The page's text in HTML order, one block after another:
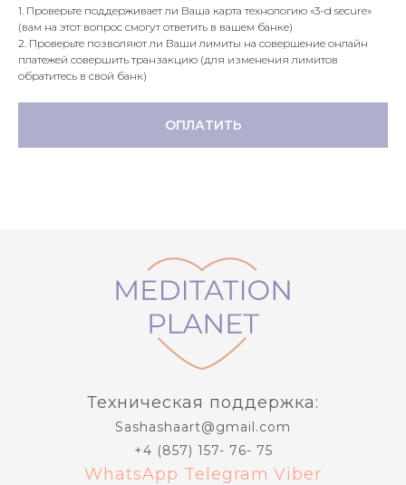
1. Проверьте поддерживает ли Ваша карта технологию «3-d secure»
(вам на этот вопрос смогут ответить в вашем банке)
2. Проверьте позволяют ли Ваши лимиты на совершение онлайн
платежей совершить транзакцию (для изменения лимитов
обратитесь в свой банк)
ОПЛАТИТЬ
Техническая поддержка:
Sashashaart@gmail.com
+4 (857) 157- 76- 75
WhatsApp Telegram Viber